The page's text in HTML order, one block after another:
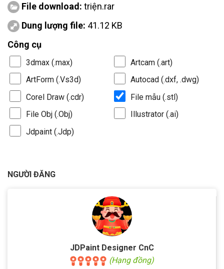
File download: triện.rar
Dung lượng file: 41.12 KB
Công cụ
3dmax (.max)
Artcam (.art)
ArtForm (.Vs3d)
Autocad (.dxf, .dwg)
Corel Draw (.cdr)
File mẫu (.stl)
File Obj (.Obj)
Illustrator (.ai)
Jdpaint (.Jdp)
NGƯỜI ĐĂNG
JDPaint Designer CnC
(Hạng đồng)